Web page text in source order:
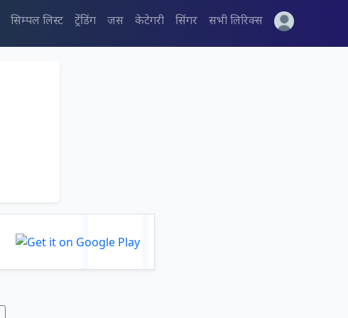
सिम्पल लिस्ट ट्रेंडिंग जस केटेगरी सिंगर सभी लिरिक्स